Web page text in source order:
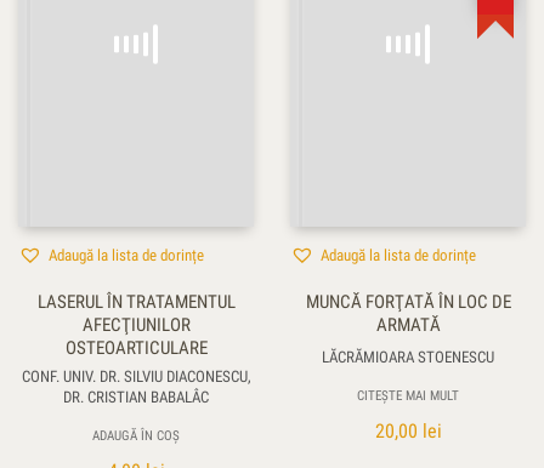
Adaugă la lista de dorințe
LASERUL ÎN TRATAMENTUL
AFECŢIUNILOR
OSTEOARTICULARE
CONF. UNIV. DR. SILVIU DIACONESCU,
DR. CRISTIAN BABALÂC
ADAUGĂ ÎN COȘ
Adaugă la lista de dorințe
MUNCĂ FORŢATĂ ÎN LOC DE
ARMATĂ
LĂCRĂMIOARA STOENESCU
CITEȘTE MAI MULT
20,00 lei